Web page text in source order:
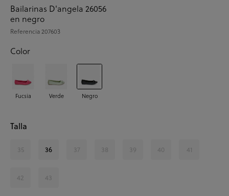
Bailarinas D'angela 26056
en negro
Referencia207603
Color
Fucsia Verde Negro
Talla
35 36 37 38 39 40 41
42 43